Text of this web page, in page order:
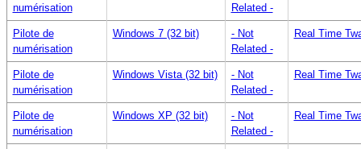
numérisation
Related -
Pilote de
numérisation
Windows 7 (32 bit)
- Not
Related -
Real Time
Pilote de
numérisation
Windows Vista (32 bit)
- Not
Related -
Real Time
Pilote de
numérisation
Windows XP (32 bit)
- Not
Related -
Real Time